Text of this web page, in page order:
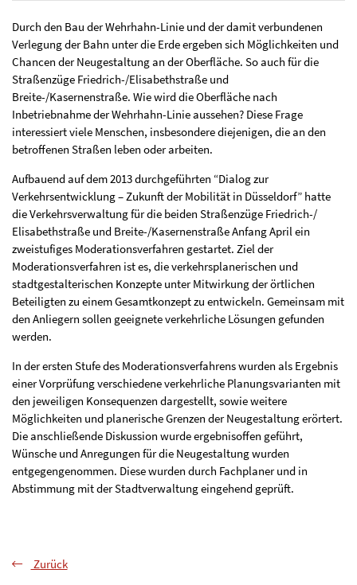
Durch den Bau der Wehrhahn-Linie und der damit verbundenen
Verlegung der Bahn unter die Erde ergeben sich Möglichkeiten und
Chancen der Neugestaltung an der Oberfläche. So auch für die
Straßenzüge Friedrich-/Elisabethstraße und
Breite-/Kasernenstraße. Wie wird die Oberfläche nach
Inbetriebnahme der Wehrhahn-Linie aussehen? Diese Frage
interessiert viele Menschen, insbesondere diejenigen, die an den
betroffenen Straßen leben oder arbeiten.
Aufbauend auf dem 2013 durchgeführten “Dialog zur
Verkehrsentwicklung – Zukunft der Mobilität in Düsseldorf” hatte
die Verkehrsverwaltung für die beiden Straßenzüge Friedrich-/
Elisabethstraße und Breite-/Kasernenstraße Anfang April ein
zweistufiges Moderationsverfahren gestartet. Ziel der
Moderationsverfahren ist es, die verkehrsplanerischen und
stadtgestalterischen Konzepte unter Mitwirkung der örtlichen
Beteiligten zu einem Gesamtkonzept zu entwickeln. Gemeinsam mit
den Anliegern sollen geeignete verkehrliche Lösungen gefunden
werden.
In der ersten Stufe des Moderationsverfahrens wurden als Ergebnis
einer Vorprüfung verschiedene verkehrliche Planungsvarianten mit
den jeweiligen Konsequenzen dargestellt, sowie weitere
Möglichkeiten und planerische Grenzen der Neugestaltung erörtert.
Die anschließende Diskussion wurde ergebnisoffen geführt,
Wünsche und Anregungen für die Neugestaltung wurden
entgegengenommen. Diese wurden durch Fachplaner und in
Abstimmung mit der Stadtverwaltung eingehend geprüft.
Zurück